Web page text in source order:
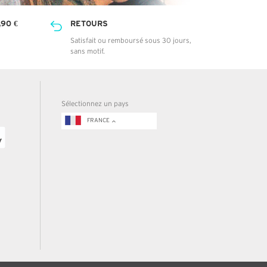
€ RETOURS
Satisfait ou remboursé sous 30 jours,
sans motif.
Sélectionnez un pays
FRANCE